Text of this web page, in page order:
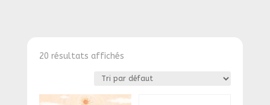
20 résultats affichés